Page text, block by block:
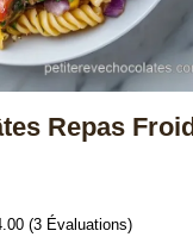
Repas Froid
(3 Évaluations)